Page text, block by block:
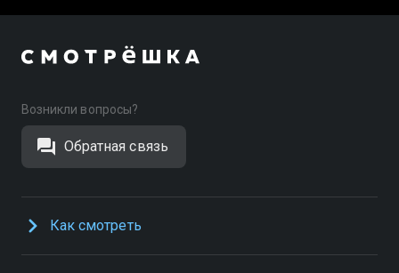
Возникли вопросы?
Обратная связь
Как смотреть